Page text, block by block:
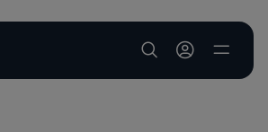
User account